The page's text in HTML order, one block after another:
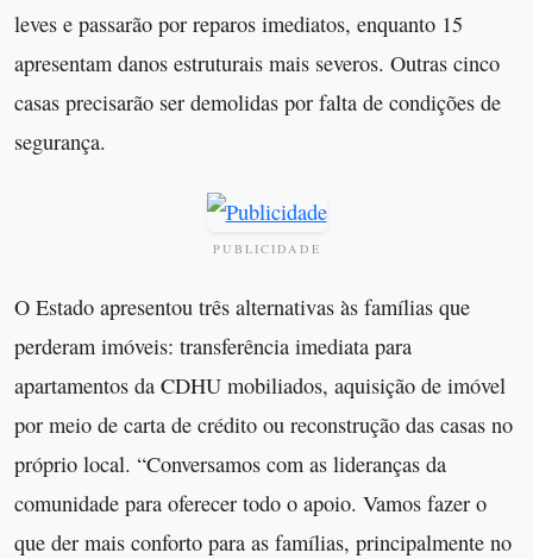
leves e passarão por reparos imediatos, enquanto 15
apresentam danos estruturais mais severos. Outras cinco
casas precisarão ser demolidas por falta de condições de
segurança.
PUBLICIDADE
O Estado apresentou três alternativas às famílias que
perderam imóveis: transferência imediata para
apartamentos da CDHU mobiliados, aquisição de imóvel
por meio de carta de crédito ou reconstrução das casas no
próprio local. “Conversamos com as lideranças da
comunidade para oferecer todo o apoio. Vamos fazer o
que der mais conforto para as famílias, principalmente no